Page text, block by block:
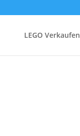
LEGO Verkaufen